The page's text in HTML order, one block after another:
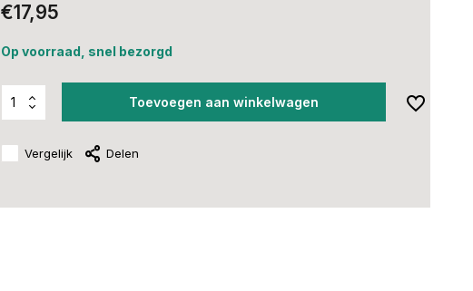
€17,95
Op voorraad, snel bezorgd
Toevoegen aan winkelwagen
Vergelijk Delen